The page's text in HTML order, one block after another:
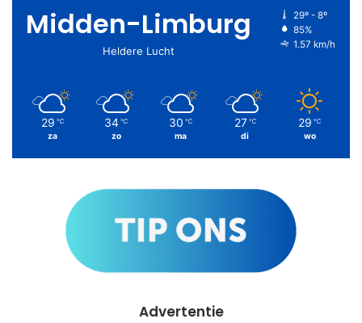
Midden-Limburg
Heldere Lucht
29º - 8º
85%
1.57 km/h
29 ℃
za
34 ℃
zo
30 ℃
ma
27 ℃
di
29 ℃
wo
Advertentie